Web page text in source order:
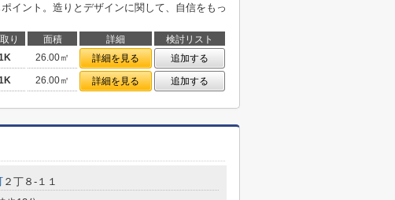
イント。造りとデザインに関して、自信をもっ
り 面積 詳細
検討リスト
26.00㎡ 詳細を見る
追加する
26.00㎡ 詳細を見る 追加する
２丁８-１１